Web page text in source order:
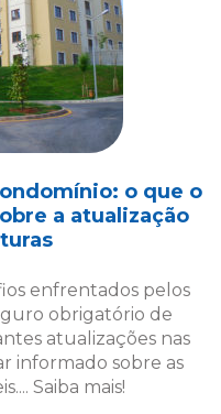
o que o
a atualização
enfrentados pelos
obrigatório de
informado sobre as
Saiba mais!